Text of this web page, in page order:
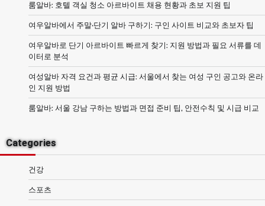
룸알바: 호텔 객실 청소 아르바이트 채용 현황과 초보 지원 팁
여우알바에서 주말·단기 알바 구하기: 구인 사이트 비교와 초보자 팁
여우알바로 단기 아르바이트 빠르게 찾기: 지원 방법과 필요 서류를 데
이터로 분석
여성알바 자격 요건과 평균 시급: 서울에서 찾는 여성 구인 공고와 온라
인 지원 방법
룸알바: 서울 강남 구하는 방법과 면접 준비 팁, 안전수칙 및 시급 비교
Categories
건강
스포츠